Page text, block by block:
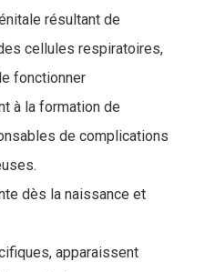
résultant de
cellules respiratoires,
fonctionner
à la formation de
de complications
dès la naissance et
apparaissent